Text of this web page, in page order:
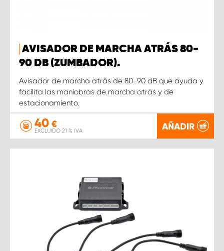
AVISADOR DE MARCHA ATRÁS 80-
90 DB (ZUMBADOR).
Avisador de marcha atrás de 80-90 dB que ayuda y
facilita las maniobras de marcha atrás y de
estacionamiento.
40 €
EXCLUIDO 21 % IVA AÑADIR